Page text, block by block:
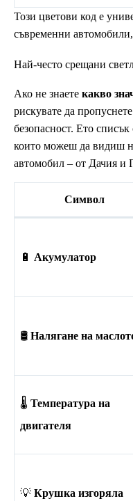
Този цветови код е
съвременни
Най-често срещани
Ако не знаете какво
рискувате да
безопасност. Ето
които можеш да видиш
автомобил – от Дачия
Символ
🔋 Акумулатор
🛢️ Налягане на
🌡️ Температура на
двигателя
💡 Крушка изгоряла